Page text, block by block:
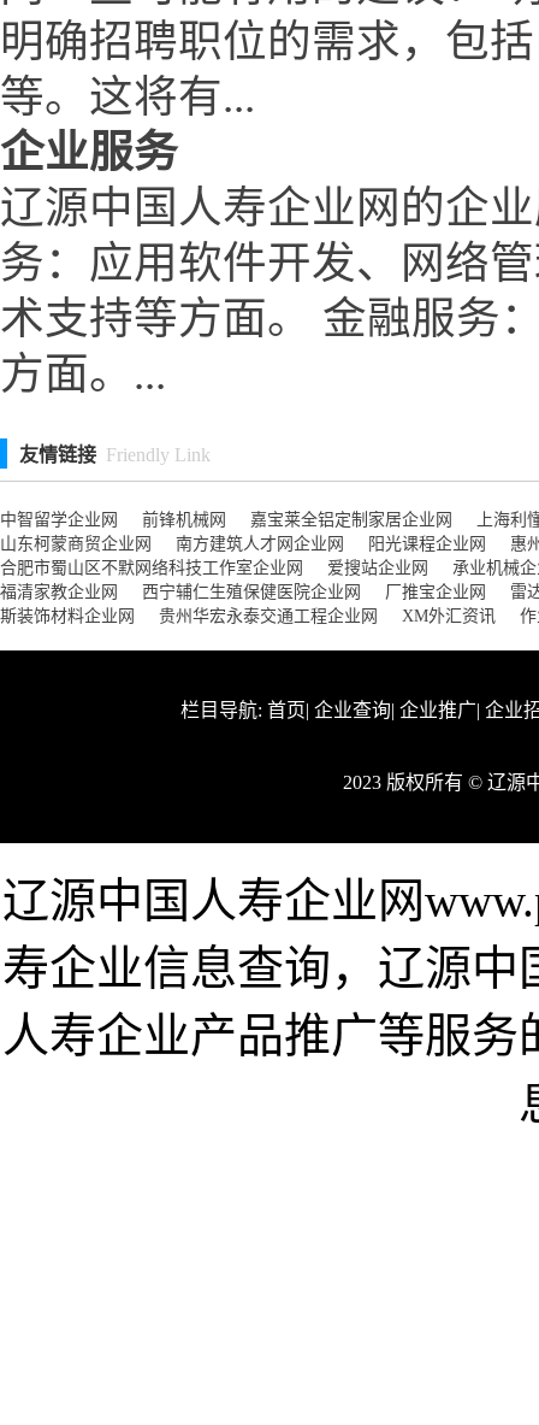
明确招聘职位的需求，包
等。这将有...
企业服务
辽源中国人寿企业网的企
务：应用软件开发、网络
术支持等方面。 金融服务
方面。...
友情链接 Friendly Link
中智留学企业网 前锋机械网 嘉宝莱全铝定制家居企业网
上海利
山东柯蒙商贸企业网
南方建筑人才网企业网 阳光课程企业网
惠
合肥市蜀山区不默网络科技工作室企业网
爱搜站企业网
承业机械
福清家教企业网
西宁辅仁生殖保健医院企业网 厂推宝企业网
雷
斯装饰材料企业网
贵州华宏永泰交通工程企业网 XM外汇资讯
栏目导航: 首页| 企业查询| 企业推广| 企业
2023 版权所有 © 辽
辽源中国人寿企业网
寿企业信息查询，辽源
人寿企业产品推广等服